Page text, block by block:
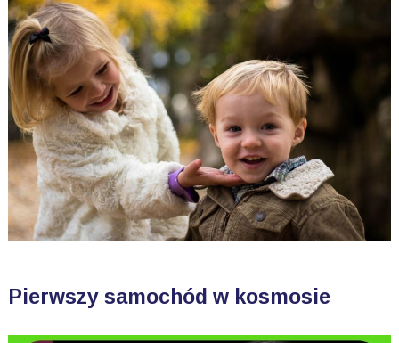
Pierwszy samochód w kosmosie